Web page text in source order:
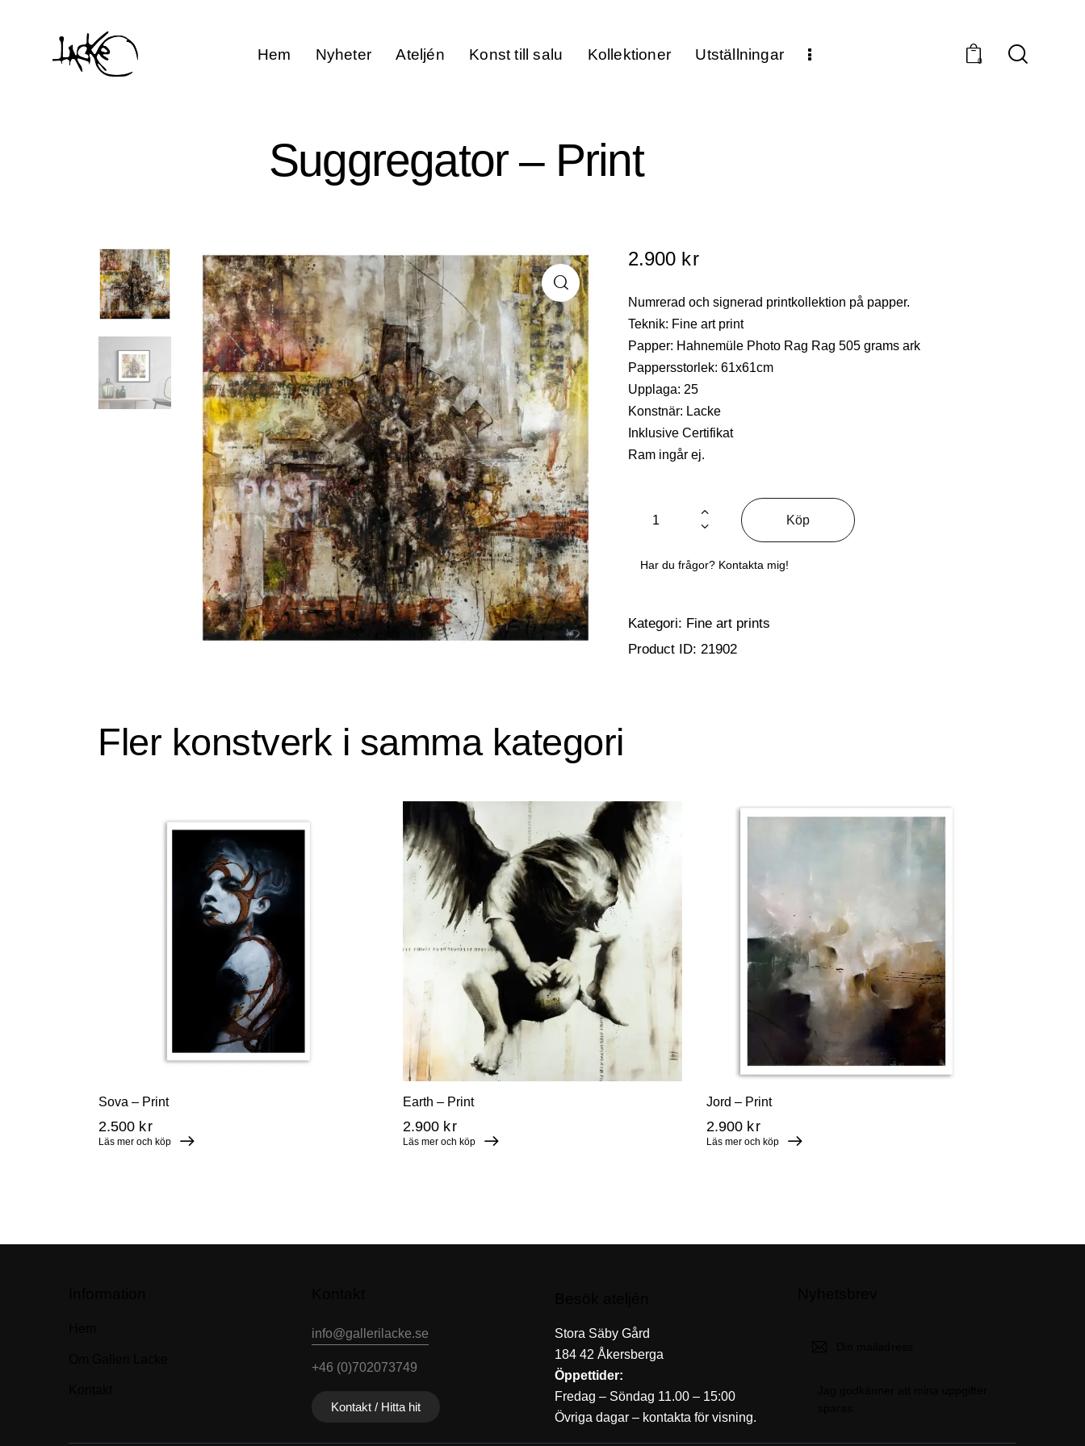
Hem Nyheter Ateljén Konst till salu Kollektioner Utställningar 0
Suggregator – Print
2.900 kr
Numrerad och signerad printkollektion på papper.
Teknik: Fine art print
Papper: Hahnemüle Photo Rag Rag 505 grams ark
Pappersstorlek: 61x61cm
Upplaga: 25
Konstnär: Lacke
Inklusive Certifikat
Ram ingår ej.
Köp
Har du frågor? Kontakta mig!
Kategori: Fine art prints
Product ID: 21902
Fler konstverk i samma kategori
Sova – Print
2.500 kr
Läs mer och köp
Earth – Print
2.900 kr
Läs mer och köp
Jord – Print
2.900 kr
Läs mer och köp
info@gallerilacke.se
+46 (0)702073749
Kontakt / Hitta hit
Stora Säby Gård
184 42 Åkersberga
Öppettider:
Fredag – Söndag 11.00 – 15:00
Övriga dagar – kontakta för visning.